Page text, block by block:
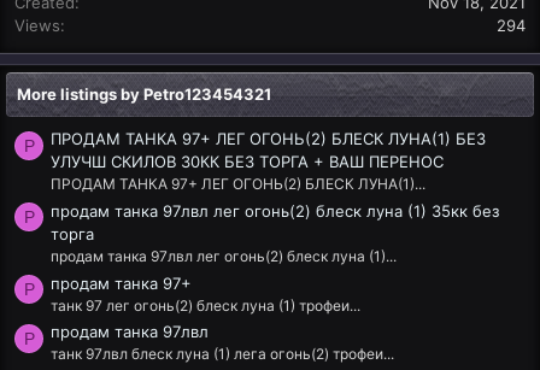
Views
294
More listings by Petro123454321
P
ПРОДАМ ТАНКА 97+ ЛЕГ ОГОНЬ(2) БЛЕСК ЛУНА(1) БЕЗ
УЛУЧШ СКИЛОВ 30КК БЕЗ ТОРГА + ВАШ ПЕРЕНОС
ПРОДАМ ТАНКА 97+ ЛЕГ ОГОНЬ(2) БЛЕСК ЛУНА(1)...
P
продам танка 97лвл лег огонь(2) блеск луна (1) 35кк без
торга
продам танка 97лвл лег огонь(2) блеск луна (1)...
P продам танка 97+
танк 97 лег огонь(2) блеск луна (1) трофеи...
P продам танка 97лвл
танк 97лвл блеск луна (1) лега огонь(2) трофеи...